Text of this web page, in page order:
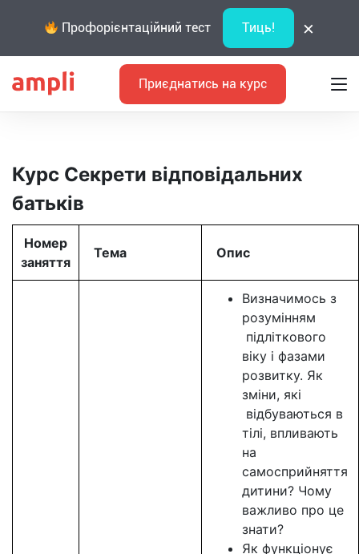
Профорієнтаційний тест Тиць! ×
Приєднатись на курс
Курс Секрети відповідальних
батьків
Номер
заняття
Тема Опис
Визначимось з
розумінням
підліткового
віку і фазами
розвитку. Як
зміни, які
відбуваються в
тілі, впливають
на
самосприйняття
дитини? Чому
важливо про це
знати?
Як функціонує